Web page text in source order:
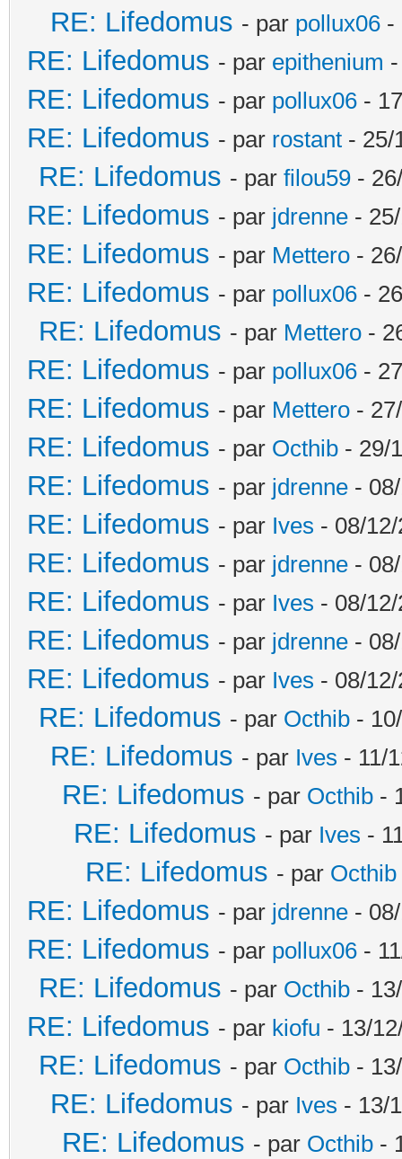
RE: Lifedomus - par pollux06 -
RE: Lifedomus - par epithenium
RE: Lifedomus - par pollux06 -
RE: Lifedomus - par rostant - 25/
RE: Lifedomus - par filou59 -
RE: Lifedomus - par jdrenne -
RE: Lifedomus - par Mettero -
RE: Lifedomus - par pollux06 -
RE: Lifedomus - par Mettero -
RE: Lifedomus - par pollux06 -
RE: Lifedomus - par Mettero -
RE: Lifedomus - par Octhib - 29/
RE: Lifedomus - par jdrenne -
RE: Lifedomus - par Ives - 08/
RE: Lifedomus - par jdrenne -
RE: Lifedomus - par Ives - 08/
RE: Lifedomus - par jdrenne -
RE: Lifedomus - par Ives - 08/
RE: Lifedomus - par Octhib -
RE: Lifedomus - par Ives - 11/
RE: Lifedomus - par Octhib -
RE: Lifedomus - par Ives -
RE: Lifedomus - par Octhib
RE: Lifedomus - par jdrenne -
RE: Lifedomus - par pollux06 -
RE: Lifedomus - par Octhib -
RE: Lifedomus - par kiofu - 13/
RE: Lifedomus - par Octhib -
RE: Lifedomus - par Ives - 13/
RE: Lifedomus - par Octhib -